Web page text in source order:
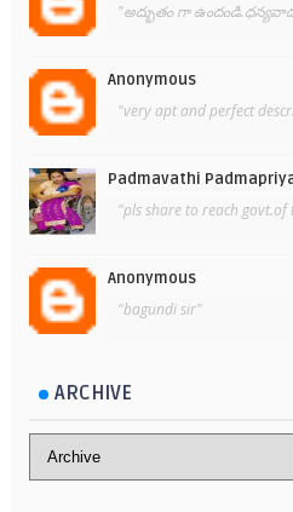
"అద్భుతం గా
Anonymous
"very apt and perfect
Padmavathi
"pls share to reach
Anonymous
"bagundi sir"
ARCHIVE